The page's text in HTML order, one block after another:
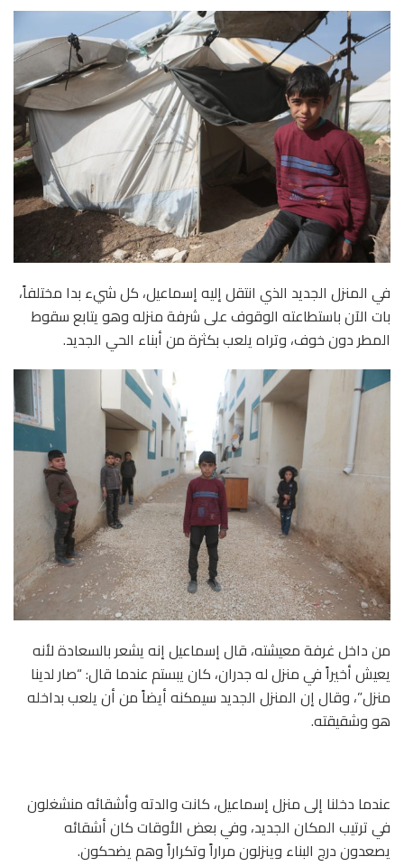
في المنزل الجديد الذي انتقل إليه إسماعيل، كل شيء بدا مختلفاً،
بات الآن باستطاعته الوقوف على شرفة منزله وهو يتابع سقوط
المطر دون خوف، وتراه يلعب بكثرة من أبناء الحي الجديد.
من داخل غرفة معيشته، قال إسماعيل إنه يشعر بالسعادة لأنه
يعيش أخيراً في منزل له جدران، كان يبستم عندما قال: “صار لدينا
منزل”، وقال إن المنزل الجديد سيمكنه أيضاً من أن يلعب بداخله
هو وشقيقته.
عندما دخلنا إلى منزل إسماعيل، كانت والدته وأشقائه منشغلون
في ترتيب المكان الجديد، وفي بعض الأوقات كان أشقائه
يصعدون درج البناء وينزلون مراراً وتكراراً وهم يضحكون.